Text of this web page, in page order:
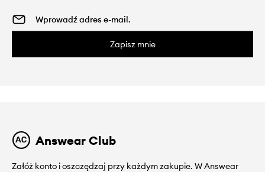
Zapisz mnie
Answear Club
Załóż konto i oszczędzaj przy każdym zakupie. W Answear